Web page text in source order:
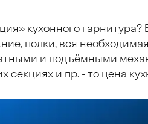
кухонного
полки, вся
и подъёмными
секциях и пр. - то цена